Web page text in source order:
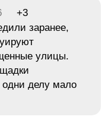
+3
заранее,
улицы.
делу мало